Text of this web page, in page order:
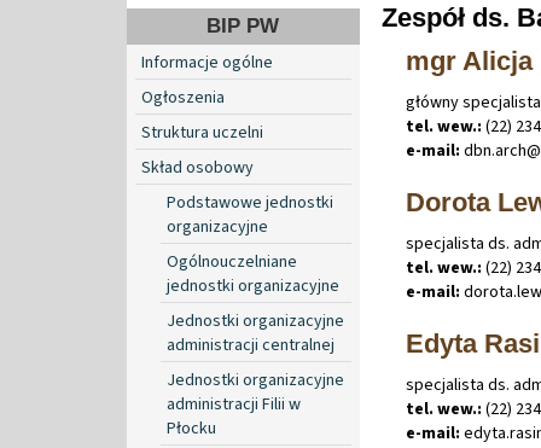
BIP PW
Informacje ogólne
Ogłoszenia
Struktura uczelni
Skład osobowy
Podstawowe jednostki
organizacyjne
Ogólnouczelniane
jednostki organizacyjne
Jednostki organizacyjne
administracji centralnej
Jednostki organizacyjne
administracji Filii w
Płocku
Zespół ds.
mgr Alicja
główny
tel. wew.: (22)
e-mail: dbn.
Dorota
specjalista ds.
tel. wew.: (22)
e-mail: dorota.
Edyta
specjalista ds.
tel. wew.: (22)
e-mail: edyta.